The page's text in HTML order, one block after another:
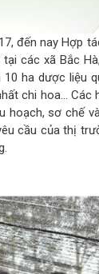
đến nay Hợp
các xã Bắc
ha dược liệu
chi hoa...
sơ chế
cầu của thị